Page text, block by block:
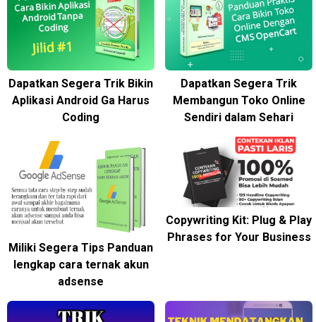
Dapatkan Segera Trik Bikin
Aplikasi Android Ga Harus
Coding
Dapatkan Segera Trik
Membangun Toko Online
Sendiri dalam Sehari
Miliki Segera Tips Panduan
lengkap cara ternak akun
adsense
Copywriting Kit: Plug & Play
Phrases for Your Business